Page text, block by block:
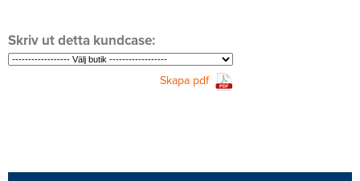
Skriv ut detta kundcase:
Skapa pdf